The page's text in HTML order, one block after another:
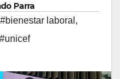
Parra
#bienestar laboral ,
#unicef